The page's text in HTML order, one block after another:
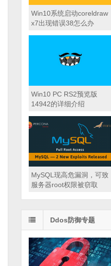
Win10系统启动coreldraw
x7出现错误38怎么办
Win10 PC RS2预览版
14942的详细介绍
MySQL现高危漏洞，可致
服务器root权限被窃取
Ddos防御专题